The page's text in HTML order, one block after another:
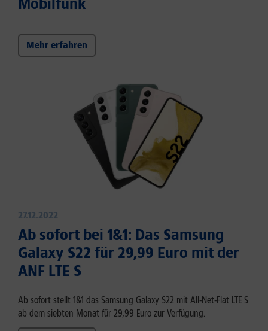
Mehr erfahren
27.12.2022
Ab sofort bei 1&1: Das Samsung
Galaxy S22 für 29,99 Euro mit der
ANF LTE S
Ab sofort stellt 1&1 das Samsung Galaxy S22 mit All-Net-Flat LTE S
ab dem siebten Monat für 29,99 Euro zur Verfügung.